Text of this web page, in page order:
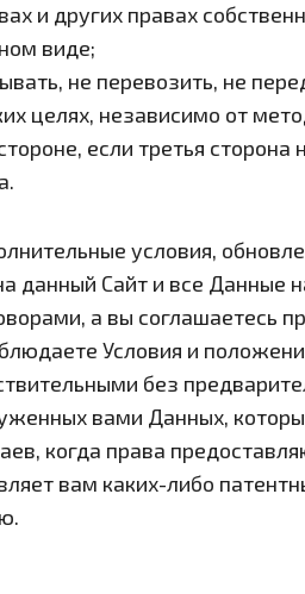
и других правах
виде;
не перевозить, не
целях, независимо от
если третья сторона
условия,
данный Сайт и все
а вы соглашаетесь
Условия и
без
вами Данных,
когда права
вам каких-либо